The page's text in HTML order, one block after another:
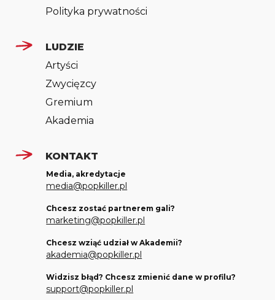
Polityka prywatności
LUDZIE
Artyści
Zwycięzcy
Gremium
Akademia
KONTAKT
Media, akredytacje
media@popkiller.pl
Chcesz zostać partnerem gali?
marketing@popkiller.pl
Chcesz wziąć udział w Akademii?
akademia@popkiller.pl
Widzisz błąd? Chcesz zmienić dane w profilu?
support@popkiller.pl